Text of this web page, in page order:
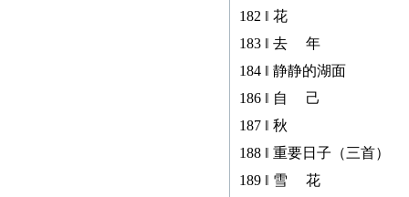
182 ‖ 花
183 ‖ 去 年
184 ‖ 静静的湖面
186 ‖ 自 己
187 ‖ 秋
188 ‖ 重要日子（三首）
189 ‖ 雪 花